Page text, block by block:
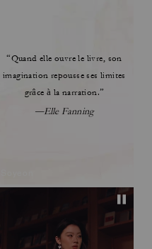
“Quand elle ouvre le livre, son
imagination repousse ses limites
grâce à la narration.”
—Elle Fanning